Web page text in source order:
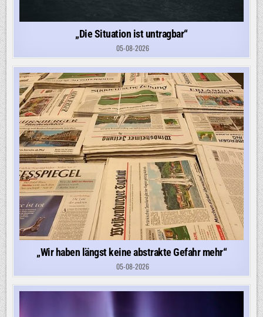
„Die Situation ist untragbar“
05-08-2026
„Wir haben längst keine abstrakte Gefahr mehr“
05-08-2026